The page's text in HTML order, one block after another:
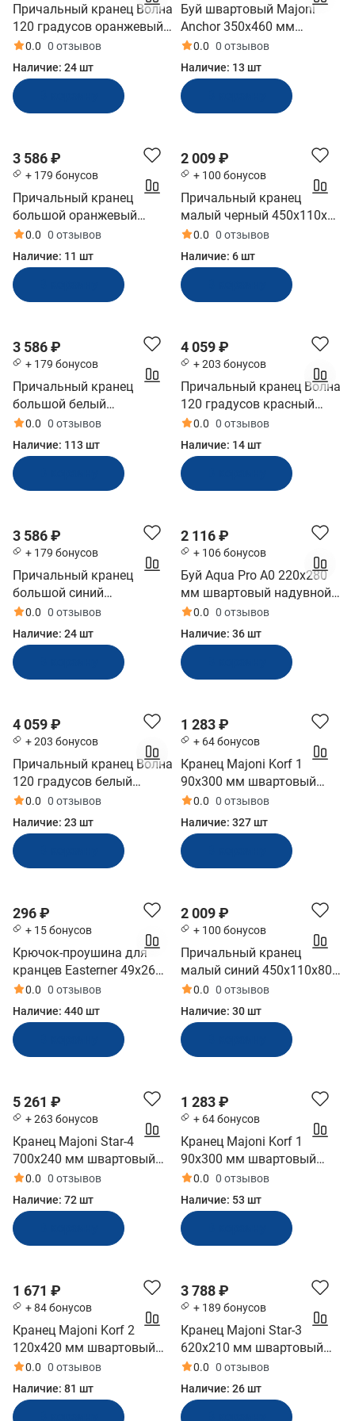
Причальный кранец Волна
120 градусов оранжевый
800x160х140 мм (ЗОУ-120-
О)
0.0 0 отзывов
Наличие: 24 шт
Буй швартовый Majoni
Anchor 350х460 мм
оранжевый (10005499)
0.0 0 отзывов
Наличие: 13 шт
3 586 ₽
+ 179 бонусов
Причальный кранец
большой оранжевый
810x110x80 мм (БП-1Д-О,
10253671)
0.0 0 отзывов
Наличие: 11 шт
2 009 ₽
+ 100 бонусов
Причальный кранец
малый черный 450x110x80
мм (БП-1К-Ч, 10265510)
0.0 0 отзывов
Наличие: 6 шт
3 586 ₽
+ 179 бонусов
Причальный кранец
большой белый
810x110x80 мм (БП-1Д-Б)
0.0 0 отзывов
Наличие: 113 шт
4 059 ₽
+ 203 бонусов
Причальный кранец Волна
120 градусов красный
800x160х140 мм (ЗОУ-120-
К)
0.0 0 отзывов
Наличие: 14 шт
3 586 ₽
+ 179 бонусов
Причальный кранец
большой синий
810x110x80 мм (БП-1Д-С,
10251434)
0.0 0 отзывов
Наличие: 24 шт
2 116 ₽
+ 106 бонусов
Буй Aqua Pro A0 220x280
мм швартовый надувной
красный (A0/R)
0.0 0 отзывов
Наличие: 36 шт
4 059 ₽
+ 203 бонусов
Причальный кранец Волна
120 градусов белый
800x160х140 мм (ЗОУ-120-
Б)
0.0 0 отзывов
Наличие: 23 шт
1 283 ₽
+ 64 бонусов
Кранец Majoni Korf 1
90х300 мм швартовый
надувной синий
(10005514)
0.0 0 отзывов
Наличие: 327 шт
296 ₽
+ 15 бонусов
Крючок-проушина для
кранцев Easterner 49х26
мм нерж сталь (C11575)
0.0 0 отзывов
Наличие: 440 шт
2 009 ₽
+ 100 бонусов
Причальный кранец
малый синий 450x110x80
мм (БП-1К-С, 10253728)
0.0 0 отзывов
Наличие: 30 шт
5 261 ₽
+ 263 бонусов
Кранец Majoni Star-4
700х240 мм швартовый
надувной белый
(10005511)
0.0 0 отзывов
Наличие: 72 шт
1 283 ₽
+ 64 бонусов
Кранец Majoni Korf 1
90х300 мм швартовый
надувной красный
(10262181)
0.0 0 отзывов
Наличие: 53 шт
1 671 ₽
+ 84 бонусов
Кранец Majoni Korf 2
120х420 мм швартовый
надувной черный
(10262185)
0.0 0 отзывов
Наличие: 81 шт
3 788 ₽
+ 189 бонусов
Кранец Majoni Star-3
620х210 мм швартовый
надувной белый
(10005509)
0.0 0 отзывов
Наличие: 26 шт